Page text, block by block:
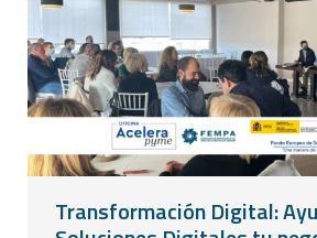
Transformación Digital: